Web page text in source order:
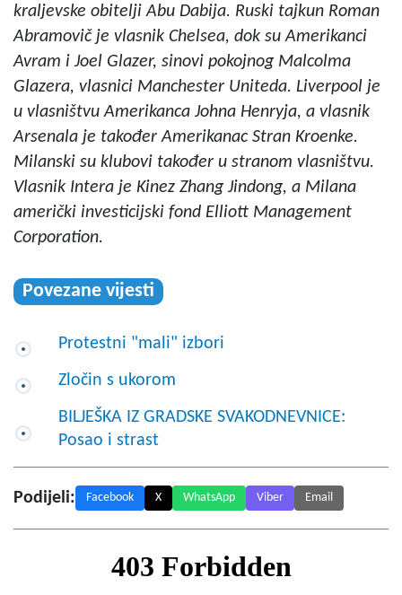
kraljevske obitelji Abu Dabija. Ruski tajkun Roman
Abramovič je vlasnik Chelsea, dok su Amerikanci
Avram i Joel Glazer, sinovi pokojnog Malcolma
Glazera, vlasnici Manchester Uniteda. Liverpool je
u vlasništvu Amerikanca Johna Henryja, a vlasnik
Arsenala je također Amerikanac Stran Kroenke.
Milanski su klubovi također u stranom vlasništvu.
Vlasnik Intera je Kinez Zhang Jindong, a Milana
američki investicijski fond Elliott Management
Corporation.
Povezane vijesti
Protestni "mali" izbori
Zločin s ukorom
BILJEŠKA IZ GRADSKE SVAKODNEVNICE:
Posao i strast
Podijeli: Facebook X WhatsApp Viber Email